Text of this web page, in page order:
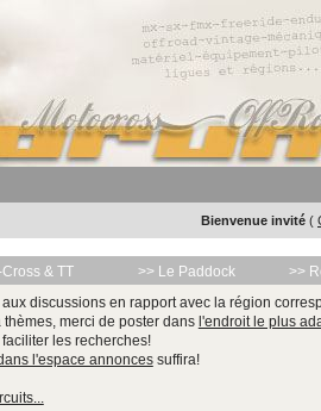
Bienvenue invité (
& TT >> Le Paddock >>
discussions en rapport avec la région
merci de poster dans l'endroit le plus
les recherches!
l'espace annoncessuffira!